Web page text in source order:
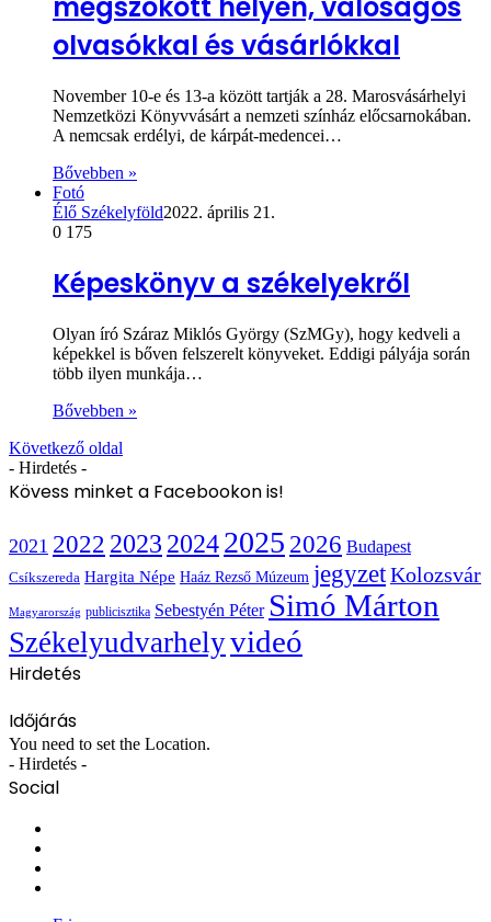
megszokott helyen, valóságos
olvasókkal és vásárlókkal
November 10-e és 13-a között tartják a 28. Marosvásárhelyi
Nemzetközi Könyvvásárt a nemzeti színház előcsarnokában.
A nemcsak erdélyi, de kárpát-medencei…
Bővebben »
Fotó
Élő Székelyföld2022. április 21.
0 175
Képeskönyv a székelyekről
Olyan író Száraz Miklós György (SzMGy), hogy kedveli a
képekkel is bőven felszerelt könyveket. Eddigi pályája során
több ilyen munkája…
Bővebben »
Következő oldal
- Hirdetés -
Kövess minket a Facebookon is!
2021 2022 2023 20242025 2026 Budapest
Csíkszereda Hargita Népe Haáz Rezső Múzeum jegyzetKolozsvár
Magyarország publicisztika Sebestyén Péter Simó Márton
Székelyudvarhelyvideó
Hirdetés
Időjárás
You need to set the Location.
- Hirdetés -
Social